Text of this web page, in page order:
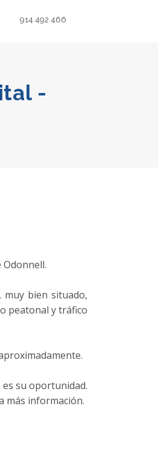
914 492 466
-
Odonnell.
bien situado,
peatonal y tráfico
su oportunidad.
más información.